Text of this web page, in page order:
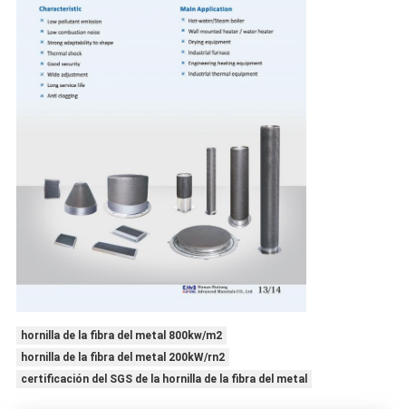
hornilla de la fibra del metal 800kw/m2
hornilla de la fibra del metal 200kW/rn2
certificación del SGS de la hornilla de la fibra del metal